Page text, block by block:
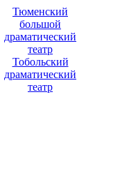
Тюменский
большой
драматический
театр
Тобольский
драматический
театр